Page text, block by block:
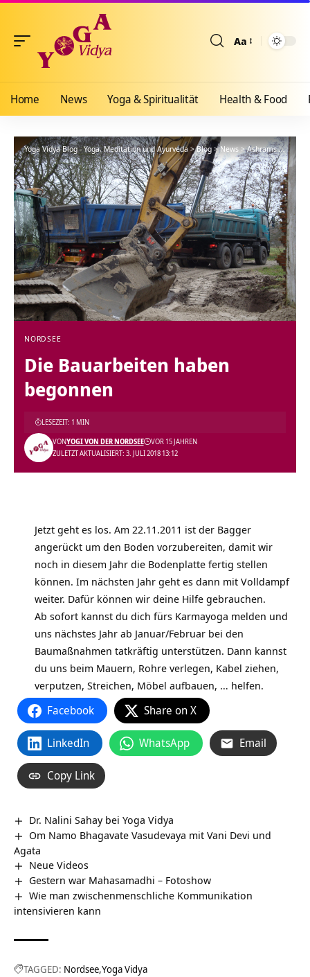
Aa
Home News Yoga & Spiritualität Health & Food
Yoga Vidya Blog - Yoga, Meditation und Ayurveda>Blog >News>Ashrams>
NORDSEE
Die Bauarbeiten haben
begonnen
ZULETZT AKTUALISIERT: 3. JULI 2018 13:12
VONYOGI VON DER NORDSEE VOR 15 JAHREN
LESEZEIT: 1 MIN
Jetzt geht es los. Am 22.11.2011 ist der Bagger
angerückt um den Boden vorzubereiten, damit wir
noch in diesem Jahr die Bodenplatte fertig stellen
können. Im nächsten Jahr geht es dann mit Volldampf
weiter. Dafür können wir deine Hilfe gebrauchen.
Ab sofort kannst du dich fürs Karmayoga melden und
uns nächstes Jahr ab Januar/Februar bei den
Baumaßnahmen tatkräftig unterstützen. Dann kannst
du uns beim Mauern, Rohre verlegen, Kabel ziehen,
verputzen, Streichen, Möbel aufbauen, … helfen.
Facebook Share on X
LinkedIn WhatsApp Email
Copy Link
Dr. Nalini Sahay bei Yoga Vidya
Om Namo Bhagavate Vasudevaya mit Vani Devi und
Agata
Neue Videos
Gestern war Mahasamadhi – Fotoshow
Wie man zwischenmenschliche Kommunikation
intensivieren kann
TAGGED: Nordsee Yoga Vidya